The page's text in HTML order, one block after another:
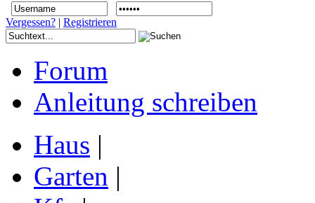
Vergessen? | Registrieren
Forum
Anleitung schreiben
Haus |
Garten |